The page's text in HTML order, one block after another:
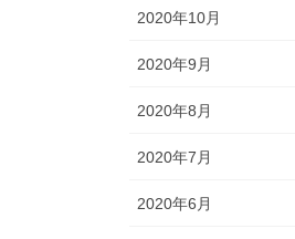
2020年10月
2020年9月
2020年8月
2020年7月
2020年6月